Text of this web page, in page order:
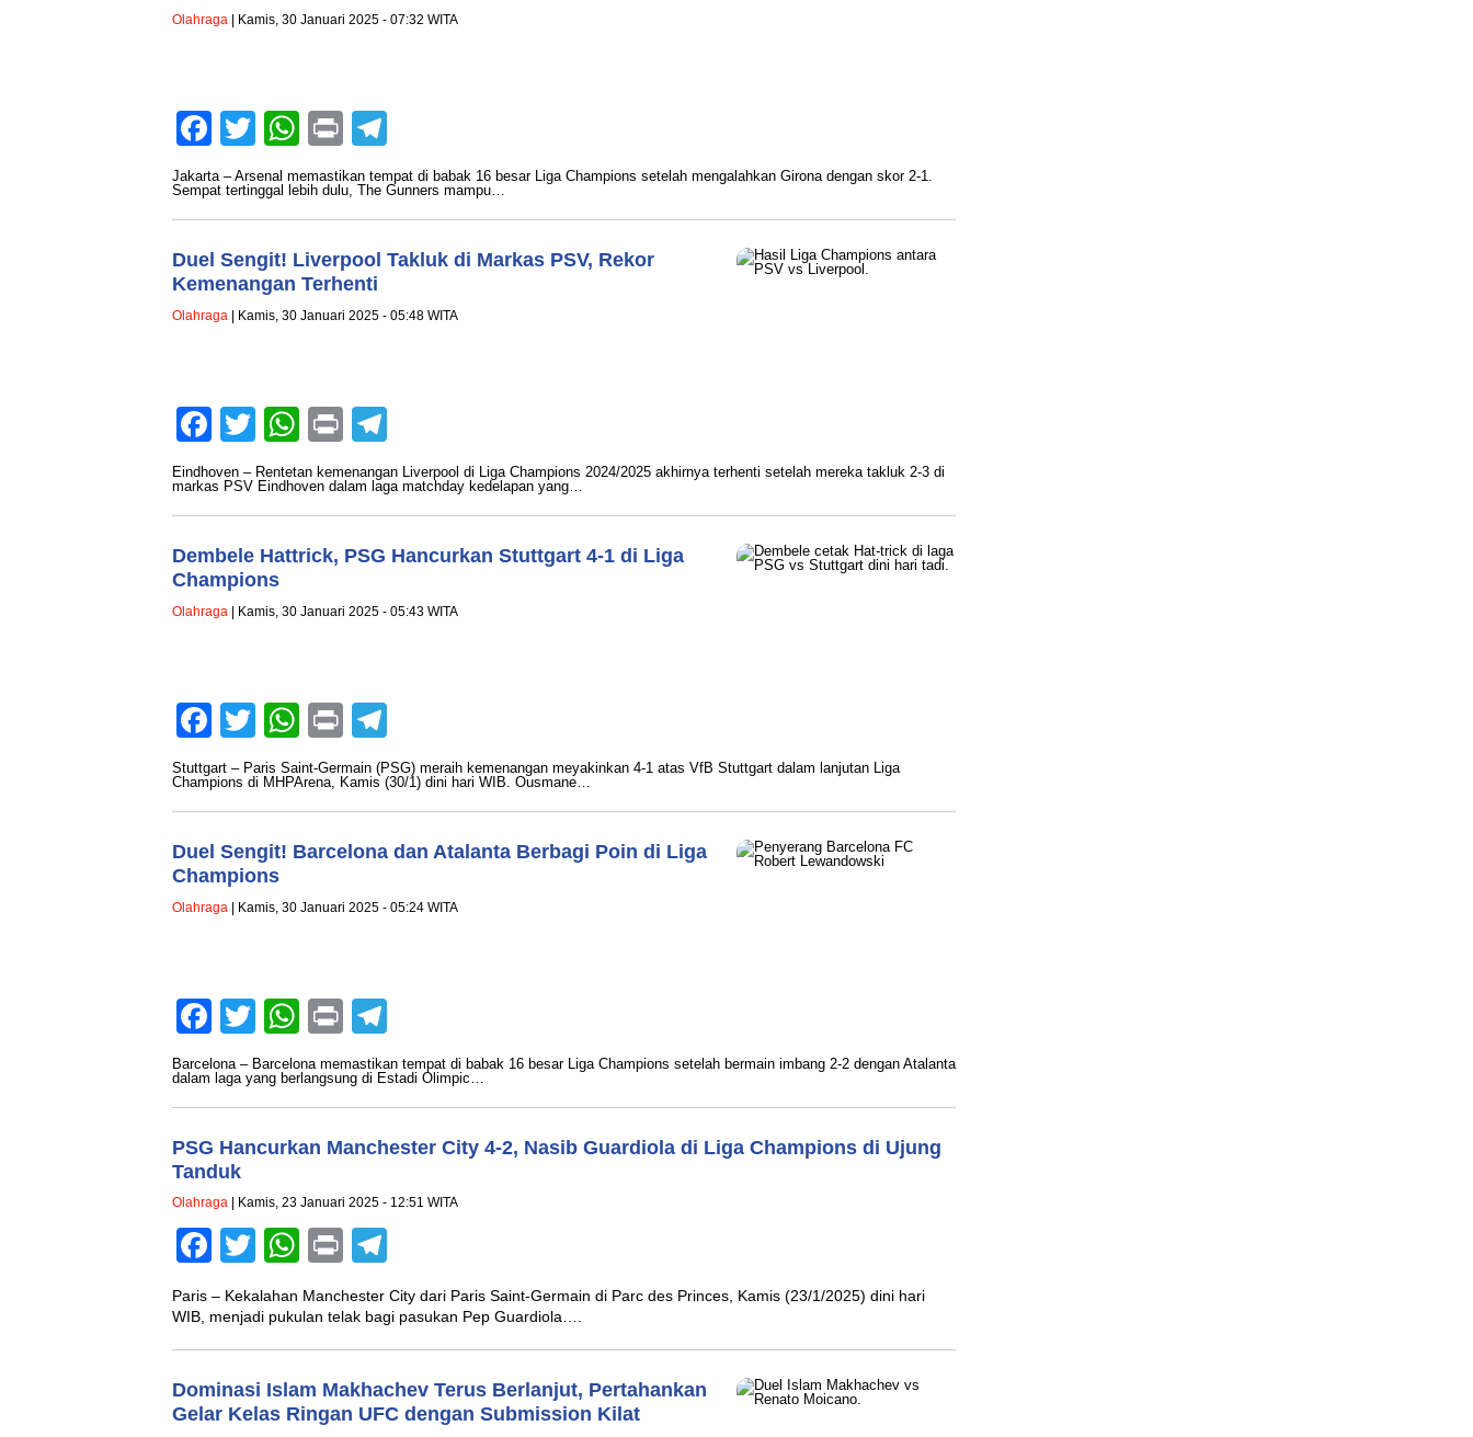
Olahraga | Kamis, 30 Januari 2025 - 07:32 WITA
Facebook
TwitterWhatsApp
Print
Jakarta – Arsenal memastikan tempat di babak 16 besar Liga Champions setelah mengalahkan Girona dengan skor 2-1.
Sempat tertinggal lebih dulu, The Gunners mampu…
Duel Sengit! Liverpool Takluk di Markas PSV, Rekor
Kemenangan Terhenti
Olahraga | Kamis, 30 Januari 2025 - 05:48 WITA
Facebook
TwitterWhatsApp
Print
Eindhoven – Rentetan kemenangan Liverpool di Liga Champions 2024/2025 akhirnya terhenti setelah mereka takluk 2-3 di
markas PSV Eindhoven dalam laga matchday kedelapan yang…
Dembele Hattrick, PSG Hancurkan Stuttgart 4-1 di Liga
Champions
Olahraga | Kamis, 30 Januari 2025 - 05:43 WITA
Facebook
TwitterWhatsApp
Print
Stuttgart – Paris Saint-Germain (PSG) meraih kemenangan meyakinkan 4-1 atas VfB Stuttgart dalam lanjutan Liga
Champions di MHPArena, Kamis (30/1) dini hari WIB. Ousmane…
Duel Sengit! Barcelona dan Atalanta Berbagi Poin di Liga
Champions
Olahraga | Kamis, 30 Januari 2025 - 05:24 WITA
Facebook
TwitterWhatsApp
Print
Barcelona – Barcelona memastikan tempat di babak 16 besar Liga Champions setelah bermain imbang 2-2 dengan Atalanta
dalam laga yang berlangsung di Estadi Olimpic…
PSG Hancurkan Manchester City 4-2, Nasib Guardiola di Liga Champions di Ujung
Tanduk
Olahraga | Kamis, 23 Januari 2025 - 12:51 WITA
Facebook
TwitterWhatsApp
Print
Paris – Kekalahan Manchester City dari Paris Saint-Germain di Parc des Princes, Kamis (23/1/2025) dini hari
WIB, menjadi pukulan telak bagi pasukan Pep Guardiola….
Dominasi Islam Makhachev Terus Berlanjut, Pertahankan
Gelar Kelas Ringan UFC dengan Submission Kilat